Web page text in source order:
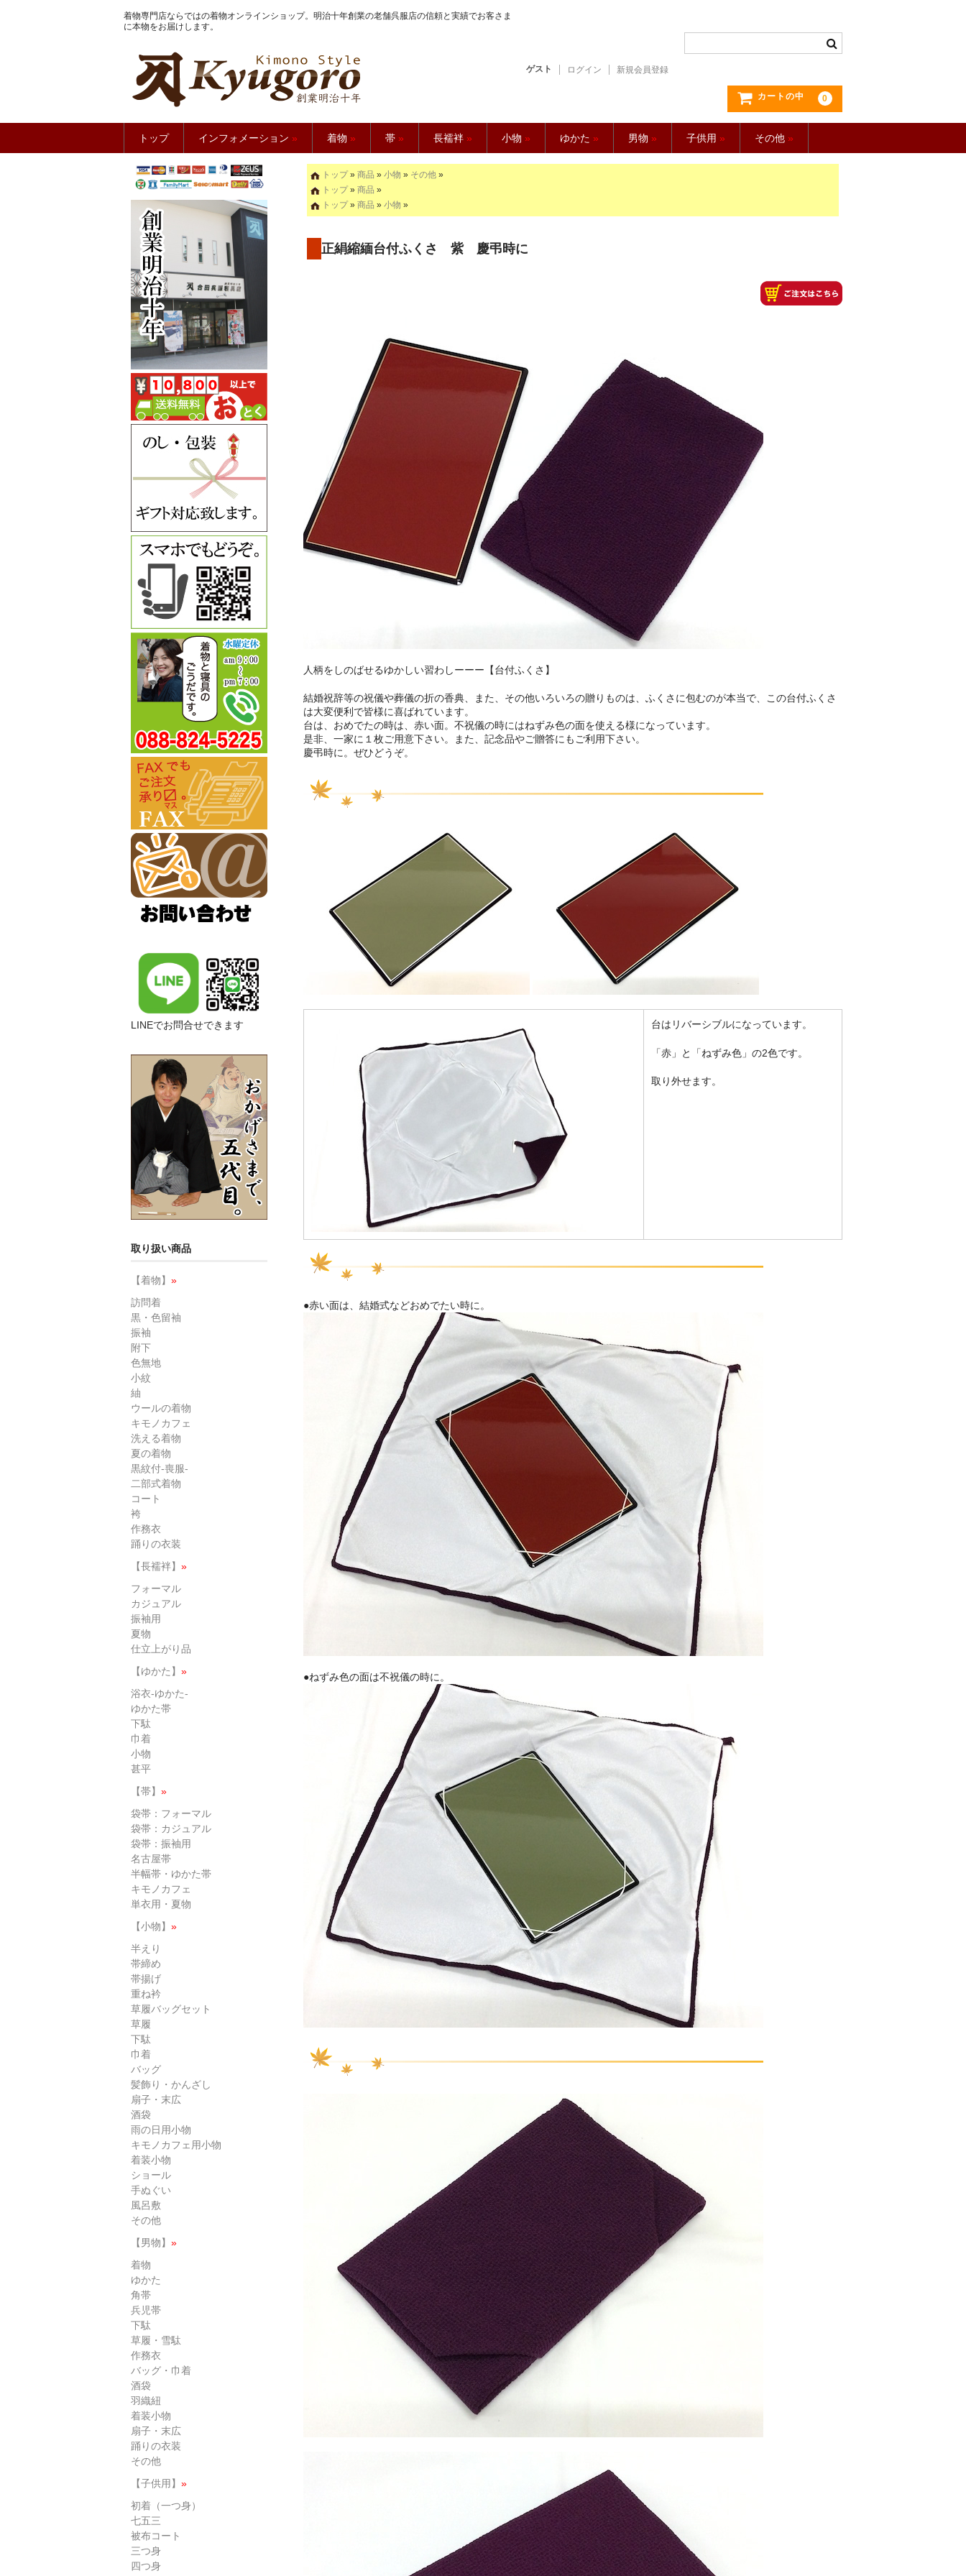
着物専門店ならではの着物オンラインショップ。明治十年創業の老舗呉服店の信頼と実績でお客さま
に本物をお届けします。
きもの館【久五郎】
ゲスト ログイン 新規会員登録
カートの中 0
トップ インフォメーション » 着物 » 帯 » 長襦袢 » 小物 » ゆかた » 男物 » 子供用 » その他 »
トップ» 商品 » 小物 » その他 »
トップ» 商品 »
トップ» 商品 » 小物 »
正絹縮緬台付ふくさ 紫 慶弔時に
人柄をしのばせるゆかしい習わしーーー【台付ふくさ】
結婚祝辞等の祝儀や葬儀の折の香典、また、その他いろいろの贈りものは、ふくさに包むのが本当で、この台付ふくさ
は大変便利で皆様に喜ばれています。
台は、おめでたの時は、赤い面。不祝儀の時にはねずみ色の面を使える様になっています。
是非、一家に１枚ご用意下さい。また、記念品やご贈答にもご利用下さい。
慶弔時に。ぜひどうぞ。
台はリバーシブルになっています。
「赤」と「ねずみ色」の2色です。
取り外せます。
●赤い面は、結婚式などおめでたい時に。
●ねずみ色の面は不祝儀の時に。
LINEでお問合せできます
取り扱い商品
【着物】 »
訪問着
黒・色留袖
振袖
附下
色無地
小紋
紬
ウールの着物
キモノカフェ
洗える着物
夏の着物
黒紋付-喪服-
二部式着物
コート
袴
作務衣
踊りの衣装
【長襦袢】 »
フォーマル
カジュアル
振袖用
夏物
仕立上がり品
【ゆかた】 »
浴衣-ゆかた-
ゆかた帯
下駄
巾着
小物
甚平
【帯】 »
袋帯：フォーマル
袋帯：カジュアル
袋帯：振袖用
名古屋帯
半幅帯・ゆかた帯
キモノカフェ
単衣用・夏物
【小物】 »
半えり
帯締め
帯揚げ
重ね衿
草履バッグセット
草履
下駄
巾着
バッグ
髪飾り・かんざし
扇子・末広
酒袋
雨の日用小物
キモノカフェ用小物
着装小物
ショール
手ぬぐい
風呂敷
その他
【男物】 »
着物
ゆかた
角帯
兵児帯
下駄
草履・雪駄
作務衣
バッグ・巾着
酒袋
羽織紐
着装小物
扇子・末広
踊りの衣装
その他
【子供用】 »
初着（一つ身）
七五三
被布コート
三つ身
四つ身